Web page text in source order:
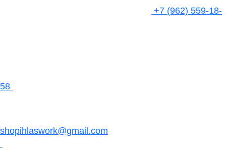
+7 (962) 559-18-
58
shopihlaswork@gmail.com